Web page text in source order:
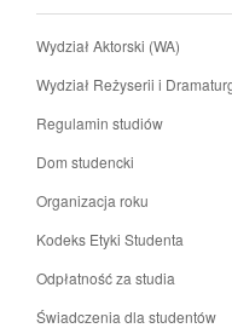
Wydział Aktorski (WA)
Wydział Reżyserii i
Regulamin studiów
Dom studencki
Organizacja roku
Kodeks Etyki Studenta
Odpłatność za studia
Świadczenia dla studentów